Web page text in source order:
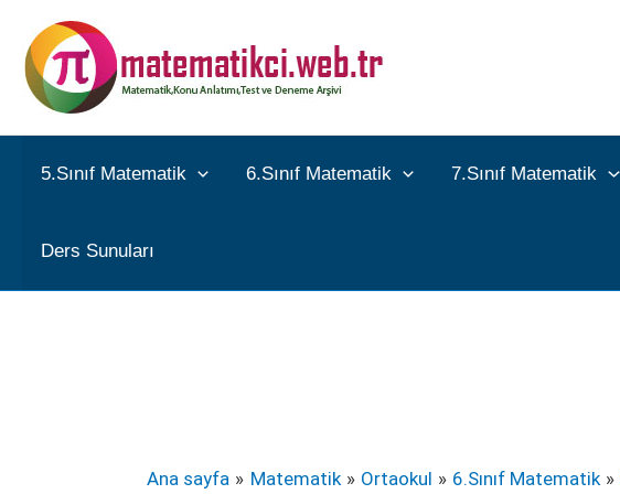
atla
5.Sınıf Matematik 6.Sınıf Matematik 7.Sınıf Matematik
Ders Sunuları
Ana sayfa Matematik Ortaokul 6.Sınıf Matematik